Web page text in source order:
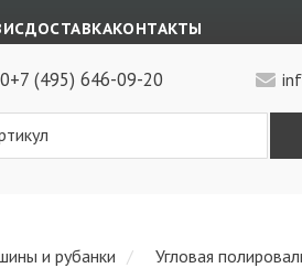
ДОСТАВКАКОНТАКТЫ
+7 (495) 646-09-20
и рубанки Угловая